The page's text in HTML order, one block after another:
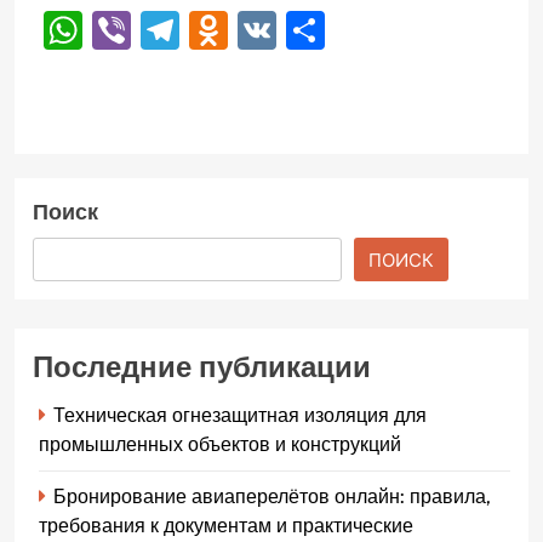
WhatsApp
ViberTelegram
Odnoklassniki
VK
Поиск
ПОИСК
Последние публикации
Техническая огнезащитная изоляция для
промышленных объектов и конструкций
Бронирование авиаперелётов онлайн: правила,
требования к документам и практические